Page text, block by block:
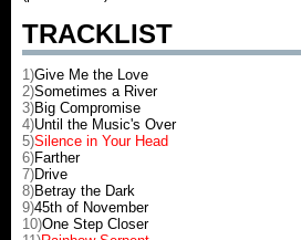
TRACKLIST
1)Give Me the Love
2)Sometimes a River
3)Big Compromise
4)Until the Music's Over
5)Silence in Your Head
6)Farther
7)Drive
8)Betray the Dark
9)45th of November
10)One Step Closer